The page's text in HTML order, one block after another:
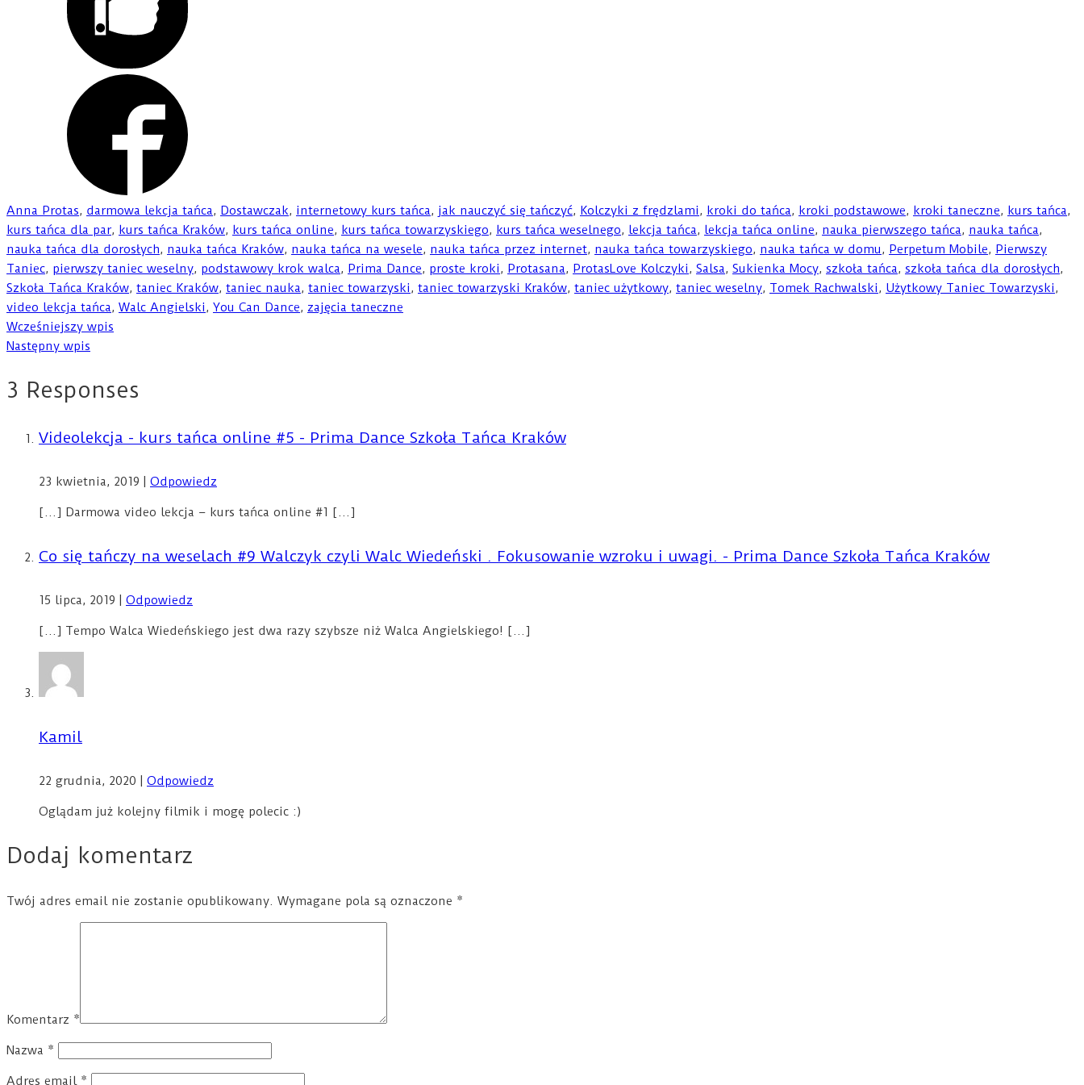
Anna Protas, darmowa lekcja tańca, Dostawczak, internetowy kurs tańca, jak nauczyć się tańczyć, Kolczyki z frędzlami, kroki do tańca, kroki podstawowe, kroki taneczne, kurs tańca,
kurs tańca dla par, kurs tańca Kraków, kurs tańca online, kurs tańca towarzyskiego, kurs tańca weselnego, lekcja tańca, lekcja tańca online, nauka pierwszego tańca, nauka tańca,
nauka tańca dla dorosłych, nauka tańca Kraków, nauka tańca na wesele, nauka tańca przez internet, nauka tańca towarzyskiego, nauka tańca w domu, Perpetum Mobile, Pierwszy
Taniec, pierwszy taniec weselny, podstawowy krok walca, Prima Dance, proste kroki, Protasana, ProtasLove Kolczyki, Salsa, Sukienka Mocy, szkoła tańca, szkoła tańca dla dorosłych,
Szkoła Tańca Kraków, taniec Kraków, taniec nauka, taniec towarzyski, taniec towarzyski Kraków, taniec użytkowy, taniec weselny, Tomek Rachwalski, Użytkowy Taniec Towarzyski,
video lekcja tańca, Walc Angielski, You Can Dance, zajęcia taneczne
Wcześniejszy wpis
Następny wpis
3 Responses
Videolekcja - kurs tańca online #5 - Prima Dance Szkoła Tańca Kraków
23 kwietnia, 2019 Odpowiedz
[…] Darmowa video lekcja – kurs tańca online #1 […]
Co się tańczy na weselach #9 Walczyk czyli Walc Wiedeński . Fokusowanie wzroku i uwagi. - Prima Dance Szkoła Tańca Kraków
15 lipca, 2019 Odpowiedz
[…] Tempo Walca Wiedeńskiego jest dwa razy szybsze niż Walca Angielskiego! […]
Kamil
22 grudnia, 2020 Odpowiedz
Oglądam już kolejny filmik i mogę polecic :)
Dodaj komentarz
Twój adres email nie zostanie opublikowany. Wymagane pola są oznaczone *
Komentarz *
Nazwa *
Adres email *